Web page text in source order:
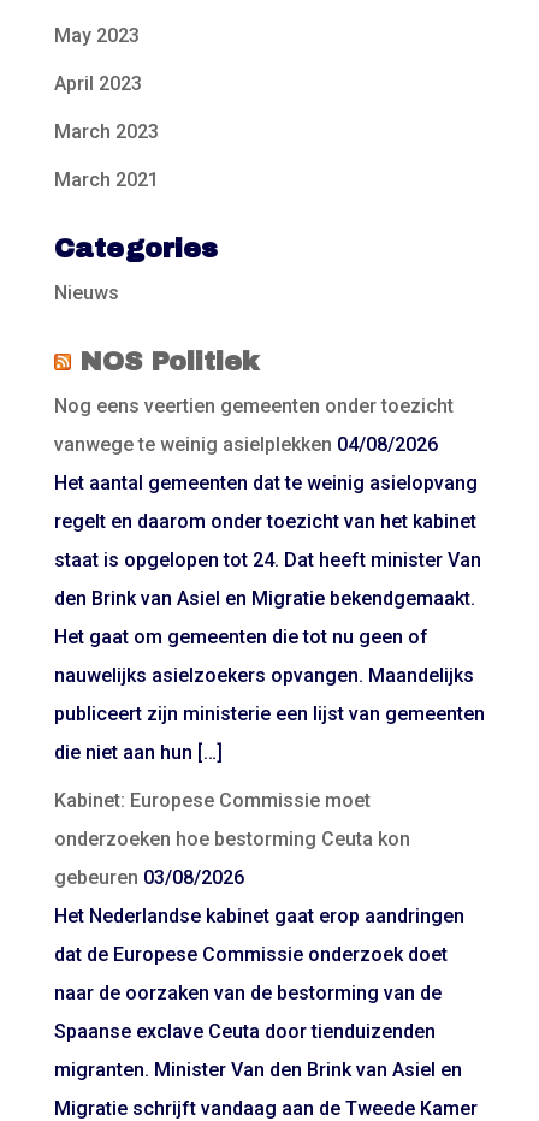
May 2023
April 2023
March 2023
March 2021
Categories
Nieuws
NOS Politiek
Nog eens veertien gemeenten onder toezicht
vanwege te weinig asielplekken 04/08/2026
Het aantal gemeenten dat te weinig asielopvang
regelt en daarom onder toezicht van het kabinet
staat is opgelopen tot 24. Dat heeft minister Van
den Brink van Asiel en Migratie bekendgemaakt.
Het gaat om gemeenten die tot nu geen of
nauwelijks asielzoekers opvangen. Maandelijks
publiceert zijn ministerie een lijst van gemeenten
die niet aan hun […]
Kabinet: Europese Commissie moet
onderzoeken hoe bestorming Ceuta kon
gebeuren 03/08/2026
Het Nederlandse kabinet gaat erop aandringen
dat de Europese Commissie onderzoek doet
naar de oorzaken van de bestorming van de
Spaanse exclave Ceuta door tienduizenden
migranten. Minister Van den Brink van Asiel en
Migratie schrijft vandaag aan de Tweede Kamer